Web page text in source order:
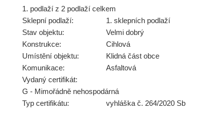
1. podlaží z 2 podlaží celkem
Sklepní podlaží:
1. sklepních podlaží
Stav objektu:
Velmi dobrý
Konstrukce:
Cihlová
Umístění objektu:
Klidná část obce
Komunikace:
Asfaltová
Vydaný certifikát:
G - Mimořádně nehospodárná
Typ certifikátu:
vyhláška č. 264/2020 Sb